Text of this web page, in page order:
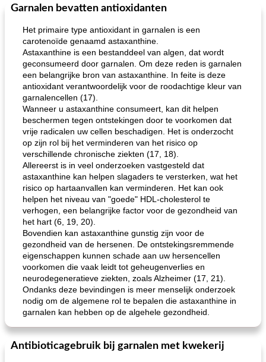
Garnalen bevatten antioxidanten
Het primaire type antioxidant in garnalen is een
carotenoïde genaamd astaxanthine.
Astaxanthine is een bestanddeel van algen, dat wordt
geconsumeerd door garnalen. Om deze reden is garnalen
een belangrijke bron van astaxanthine. In feite is deze
antioxidant verantwoordelijk voor de roodachtige kleur van
garnalencellen (17).
Wanneer u astaxanthine consumeert, kan dit helpen
beschermen tegen ontstekingen door te voorkomen dat
vrije radicalen uw cellen beschadigen. Het is onderzocht
op zijn rol bij het verminderen van het risico op
verschillende chronische ziekten (17, 18).
Allereerst is in veel onderzoeken vastgesteld dat
astaxanthine kan helpen slagaders te versterken, wat het
risico op hartaanvallen kan verminderen. Het kan ook
helpen het niveau van "goede" HDL-cholesterol te
verhogen, een belangrijke factor voor de gezondheid van
het hart (6, 19, 20).
Bovendien kan astaxanthine gunstig zijn voor de
gezondheid van de hersenen. De ontstekingsremmende
eigenschappen kunnen schade aan uw hersencellen
voorkomen die vaak leidt tot geheugenverlies en
neurodegeneratieve ziekten, zoals Alzheimer (17, 21).
Ondanks deze bevindingen is meer menselijk onderzoek
nodig om de algemene rol te bepalen die astaxanthine in
garnalen kan hebben op de algehele gezondheid.
Antibioticagebruik bij garnalen met kwekerij